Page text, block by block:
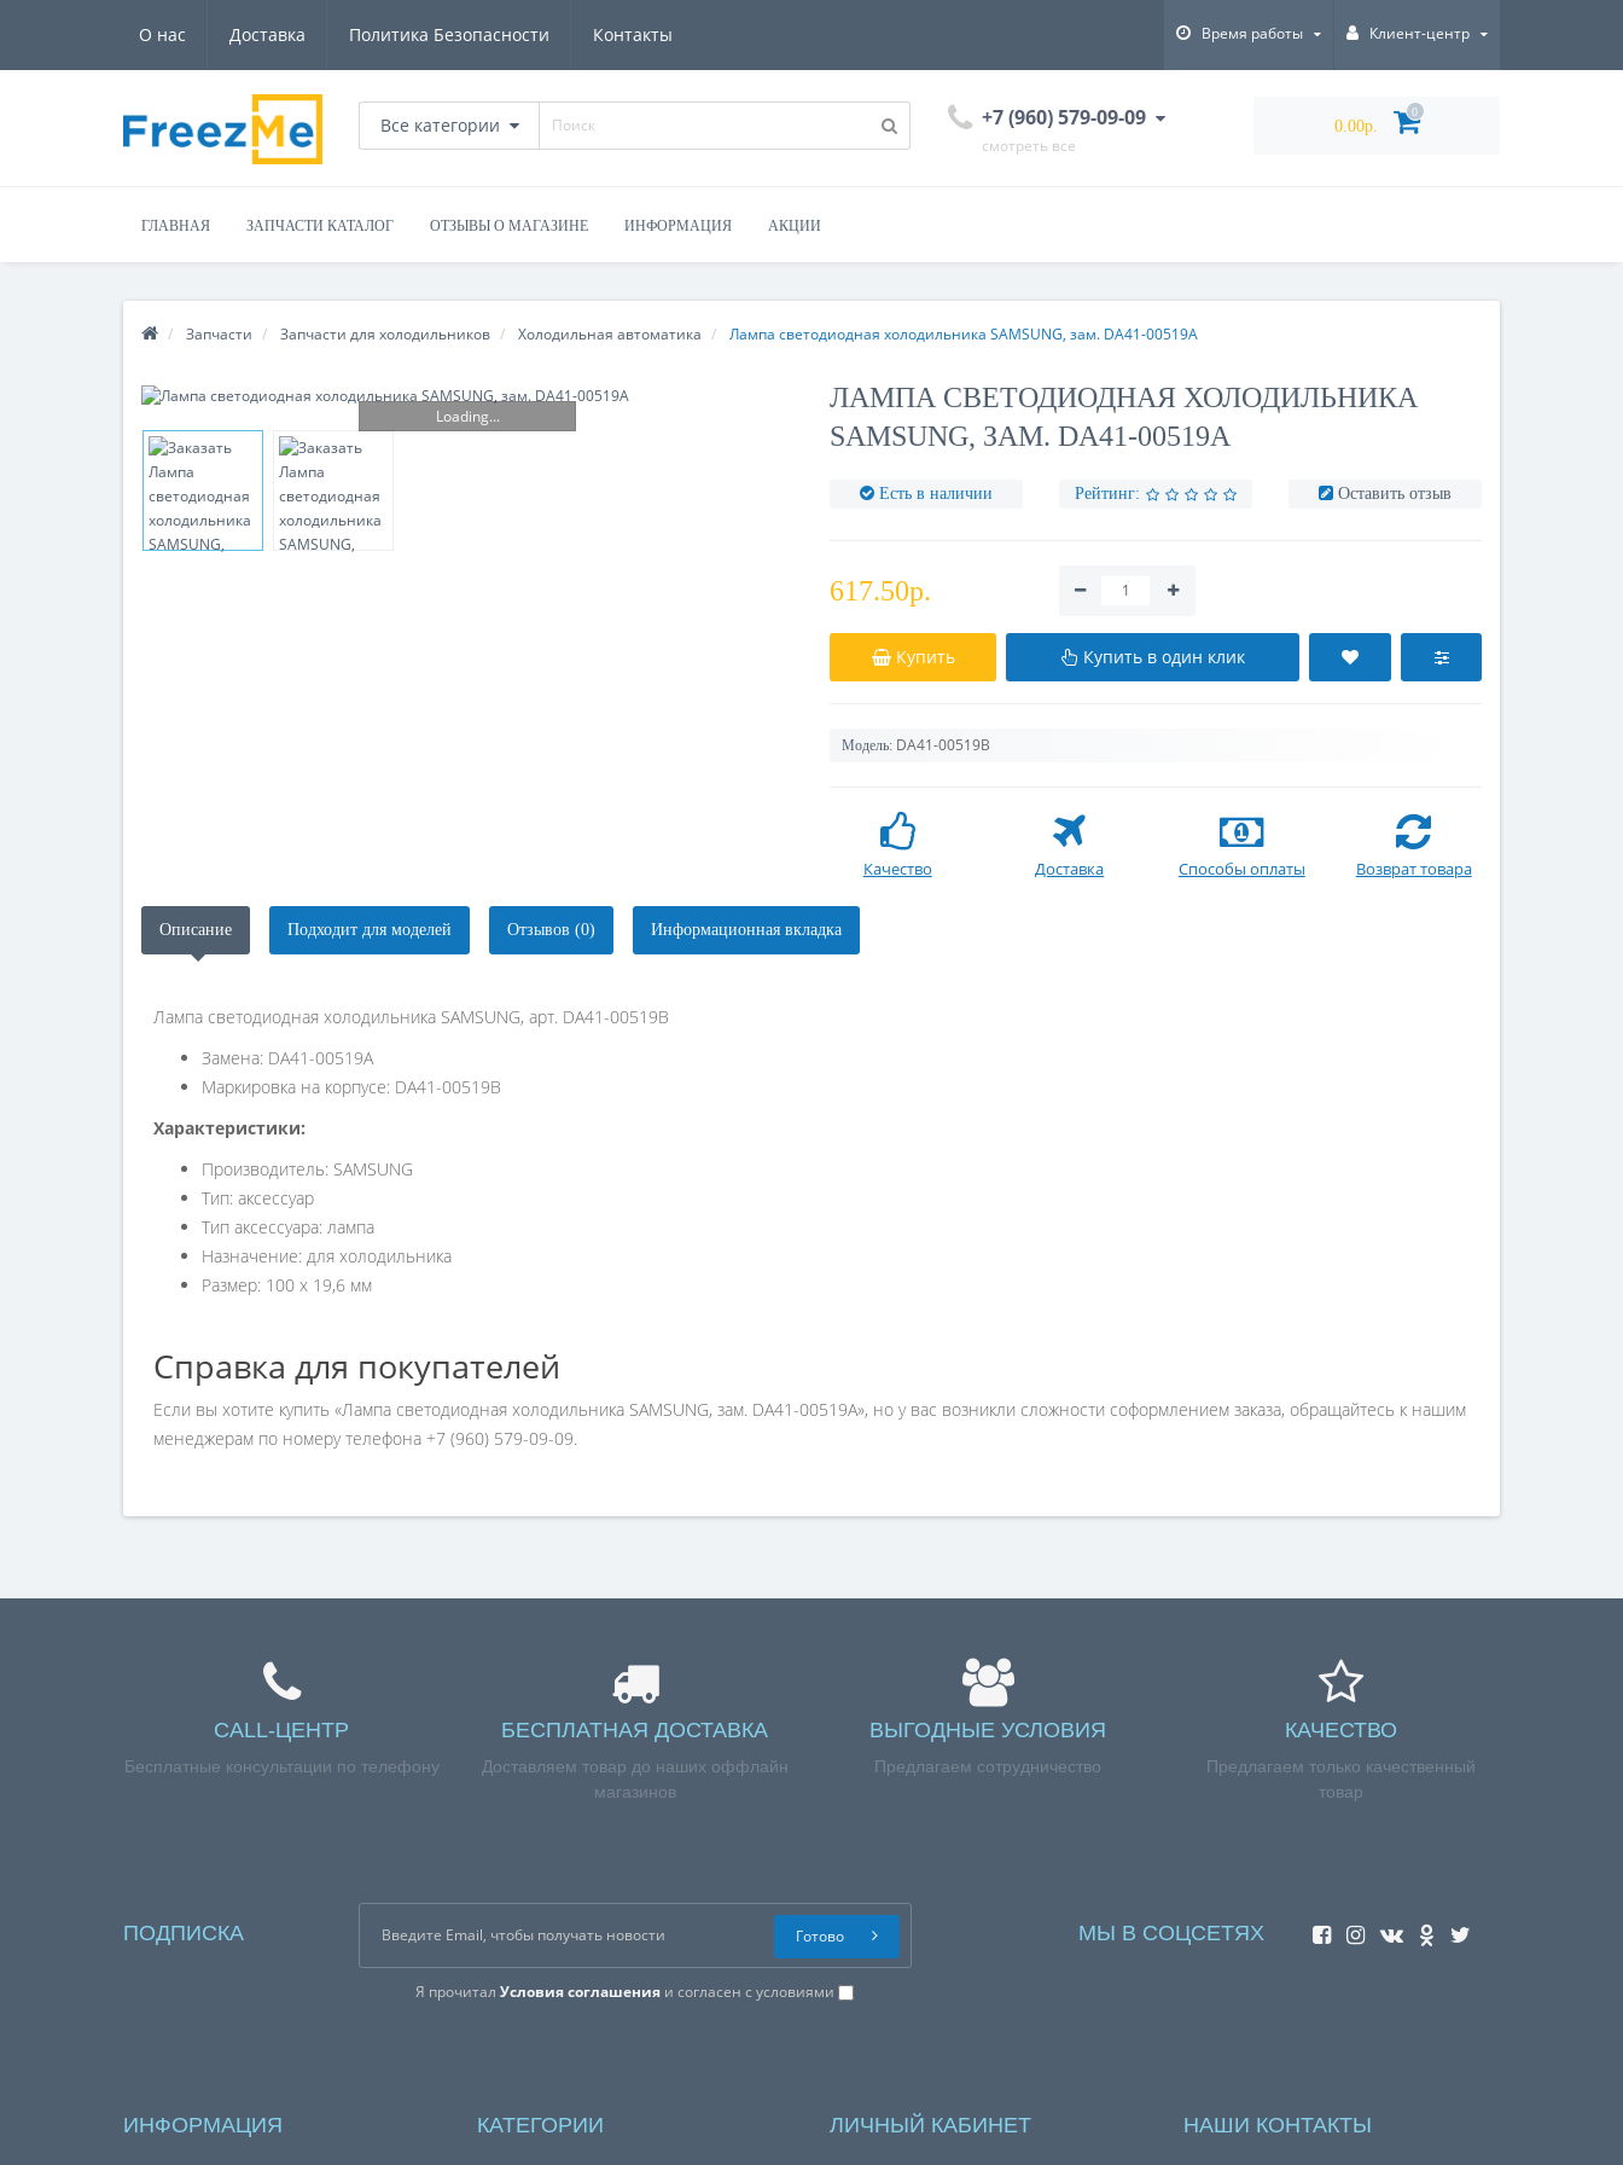
О нас Доставка Политика Безопасности Контакты Время работы Клиент-центр
Все категории +7 (960) 579-09-09
смотреть все
0.00р.
0
ГЛАВНАЯ ЗАПЧАСТИ КАТАЛОГ ОТЗЫВЫ О МАГАЗИНЕ ИНФОРМАЦИЯ АКЦИИ
Запчасти Запчасти для холодильников Холодильная автоматика Лампа светодиодная холодильника SAMSUNG, зам. DA41-00519A
Loading...
ЛАМПА СВЕТОДИОДНАЯ ХОЛОДИЛЬНИКА
SAMSUNG, ЗАМ. DA41-00519A
Есть в наличии Рейтинг: Оставить отзыв
617.50р.
Купить Купить в один клик
Модель: DA41-00519B
Качество Доставка Способы оплаты Возврат товара
Описание Подходит для моделей Отзывов (0) Информационная вкладка
Лампа светодиодная холодильника SAMSUNG, арт. DA41-00519B
Замена: DA41-00519A
Маркировка на корпусе: DA41-00519B
Характеристики:
Производитель: SAMSUNG
Тип: аксессуар
Тип аксессуара: лампа
Назначение: для холодильника
Размер: 100 х 19,6 мм
Справка для покупателей
Если вы хотите купить «Лампа светодиодная холодильника SAMSUNG, зам. DA41-00519A», но у вас возникли сложности соформлением заказа, обращайтесь к нашим
менеджерам по номеру телефона +7 (960) 579-09-09.
CALL-ЦЕНТР
Бесплатные консультации по телефону
БЕСПЛАТНАЯ ДОСТАВКА
Доставляем товар до наших оффлайн
магазинов
ВЫГОДНЫЕ УСЛОВИЯ
Предлагаем сотрудничество
КАЧЕСТВО
Предлагаем только качественный
товар
ПОДПИСКА
Я прочиталУсловия соглашения и согласен с условиями
Готово МЫ В СОЦСЕТЯХ
ИНФОРМАЦИЯ КАТЕГОРИИ ЛИЧНЫЙ КАБИНЕТ НАШИ КОНТАКТЫ